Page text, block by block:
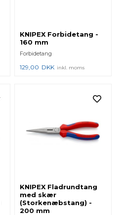
KNIPEX Forbidetang -
160 mm
Forbidetang
129,00 DKK inkl. moms
KNIPEX Fladrundtang
med skær
(Storkenæbstang) -
200 mm